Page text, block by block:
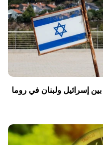
إسرائيل ولبنان في روما